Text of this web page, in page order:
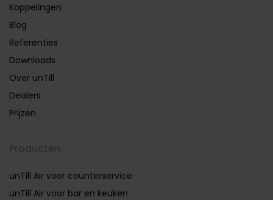
Koppelingen
Blog
Referenties
Downloads
Over unTill
Dealers
Prijzen
unTill Air voor counterservice
unTill Air voor bar en keuken